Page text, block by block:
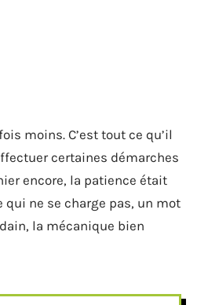
moins. C’est tout ce qu’il
certaines démarches
encore, la patience était
qui ne se charge pas, un mot
la mécanique bien